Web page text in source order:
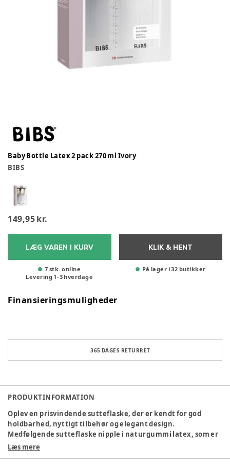
Baby Bottle Latex 2 pack 270 ml Ivory
BIBS
149,95 kr.
LÆG VAREN I KURV
7 stk. online
Levering 1-3hverdage
KLIK & HENT
På lager i 32 butikker
Finansieringsmuligheder
365 DAGES RETURRET
PRODUKTINFORMATION
Oplev en prisvindende sutteflaske, der er kendt for god
holdbarhed, nyttigt tilbehør og elegant design.
Medfølgende sutteflaske nipple i naturgummi latex, som er
særligt designet til at minde om moderens bløde brystvorte
Læs mere